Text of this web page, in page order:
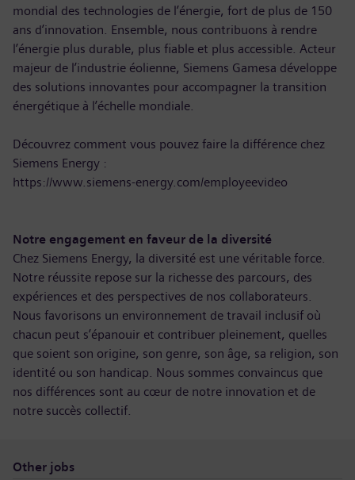
mondial des technologies de l’énergie, fort de plus de 150
ans d’innovation. Ensemble, nous contribuons à rendre
l’énergie plus durable, plus fiable et plus accessible. Acteur
majeur de l’industrie éolienne, Siemens Gamesa développe
des solutions innovantes pour accompagner la transition
énergétique à l’échelle mondiale.
Découvrez comment vous pouvez faire la différence chez
Siemens Energy :
https://www.siemens-energy.com/employeevideo
Notre engagement en faveur de la diversité
Chez Siemens Energy, la diversité est une véritable force.
Notre réussite repose sur la richesse des parcours, des
expériences et des perspectives de nos collaborateurs.
Nous favorisons un environnement de travail inclusif où
chacun peut s’épanouir et contribuer pleinement, quelles
que soient son origine, son genre, son âge, sa religion, son
identité ou son handicap. Nous sommes convaincus que
nos différences sont au cœur de notre innovation et de
notre succès collectif.
Other jobs